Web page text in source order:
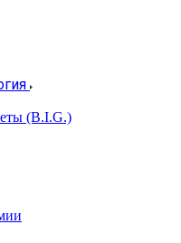
(B.I.G.)